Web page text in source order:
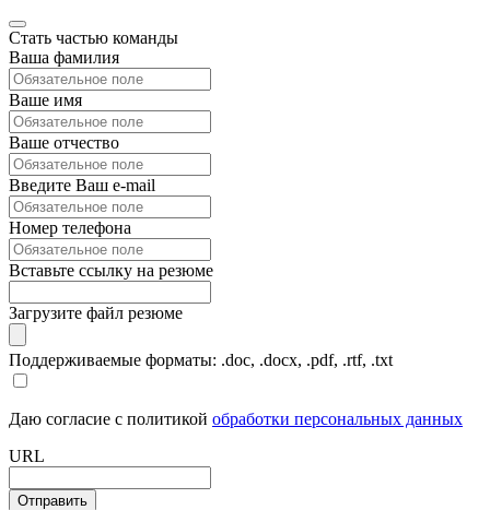
Стать частью команды
Ваша фамилия
Ваше имя
Ваше отчество
Введите Ваш e-mail
Номер телефона
Вставьте ссылку на резюме
Загрузите файл резюме
Поддерживаемые форматы: .doc, .docx, .pdf, .rtf, .txt
Даю согласие с политикой обработки персональных данных
URL